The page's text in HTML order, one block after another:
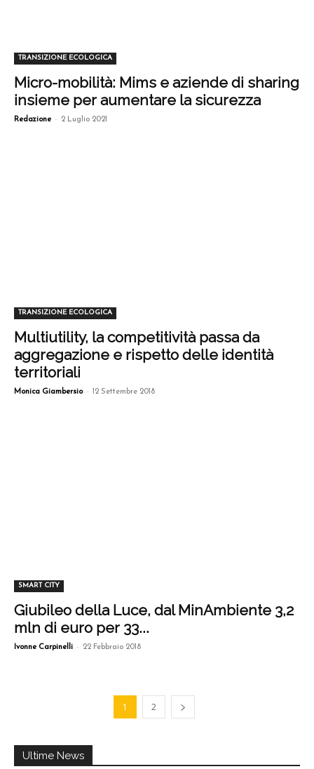
TRANSIZIONE ECOLOGICA
Micro-mobilità: Mims e aziende di sharing
insieme per aumentare la sicurezza
Redazione - 2 Luglio 2021
TRANSIZIONE ECOLOGICA
Multiutility, la competitività passa da
aggregazione e rispetto delle identità
territoriali
Monica Giambersio - 12 Settembre 2018
SMART CITY
Giubileo della Luce, dal MinAmbiente 3,2
mln di euro per 33...
Ivonne Carpinelli - 22 Febbraio 2018
1 2
Ultime News